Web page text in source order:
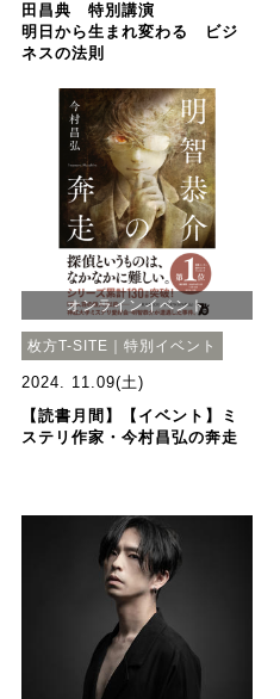
田昌典 特別講演
明日から生まれ変わる ビジ
ネスの法則
オンラインイベント
枚方T-SITE｜特別イベント
2024. 11.09(土)
【読書月間】【イベント】ミ
ステリ作家・今村昌弘の奔走